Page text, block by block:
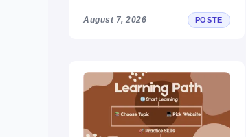
August 7, 2026 POSTE